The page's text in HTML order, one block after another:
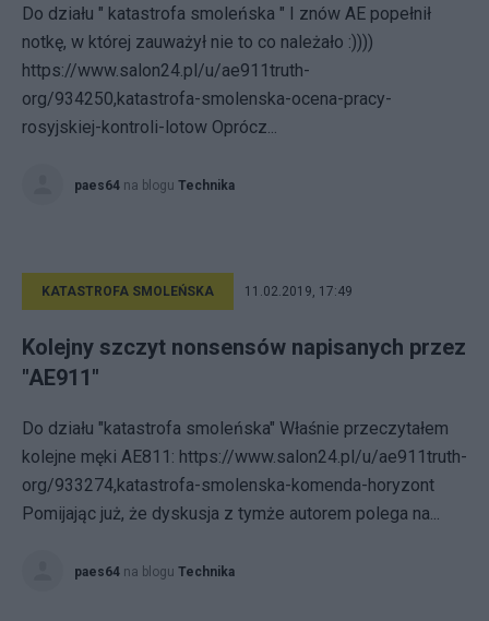
Do działu " katastrofa smoleńska " I znów AE popełnił
notkę, w której zauważył nie to co należało :))))
https://www.salon24.pl/u/ae911truth-
org/934250,katastrofa-smolenska-ocena-pracy-
rosyjskiej-kontroli-lotow Oprócz...
paes64 na blogu Technika
KATASTROFA SMOLEŃSKA 11.02.2019, 17:49
Kolejny szczyt nonsensów napisanych przez
"AE911"
Do działu "katastrofa smoleńska" Właśnie przeczytałem
kolejne męki AE811: https://www.salon24.pl/u/ae911truth-
org/933274,katastrofa-smolenska-komenda-horyzont
Pomijając już, że dyskusja z tymże autorem polega na...
paes64 na blogu Technika